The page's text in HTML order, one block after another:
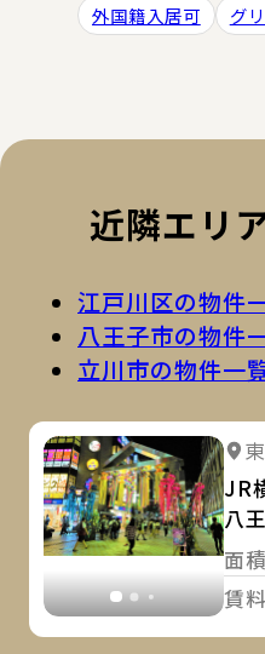
外国籍入居可
グ
近隣エリ
江戸川区の物件
八王子市の物件
立川市の物件一
詳
JR
八
面積
賃料